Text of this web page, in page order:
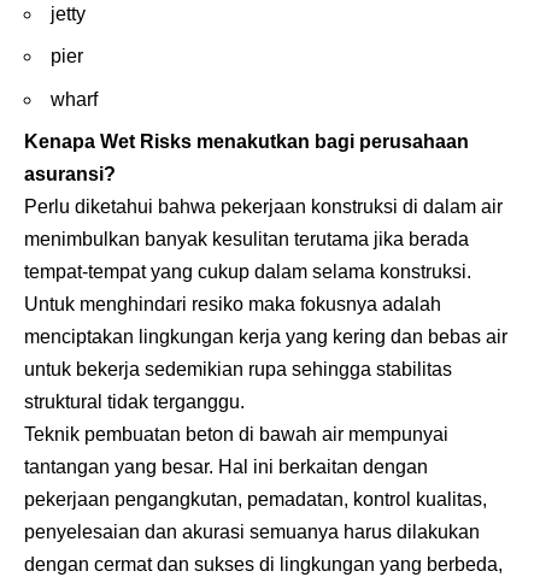
jetty
pier
wharf
Kenapa Wet Risks menakutkan bagi perusahaan
asuransi?
Perlu diketahui bahwa pekerjaan konstruksi di dalam air
menimbulkan banyak kesulitan terutama jika berada
tempat-tempat yang cukup dalam selama konstruksi.
Untuk menghindari resiko maka fokusnya adalah
menciptakan lingkungan kerja yang kering dan bebas air
untuk bekerja sedemikian rupa sehingga stabilitas
struktural tidak terganggu.
Teknik pembuatan beton di bawah air mempunyai
tantangan yang besar. Hal ini berkaitan dengan
pekerjaan pengangkutan, pemadatan, kontrol kualitas,
penyelesaian dan akurasi semuanya harus dilakukan
dengan cermat dan sukses di lingkungan yang berbeda,